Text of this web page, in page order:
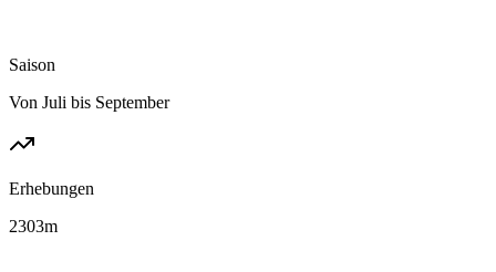
Saison
Von Juli bis September
Erhebungen
2303m